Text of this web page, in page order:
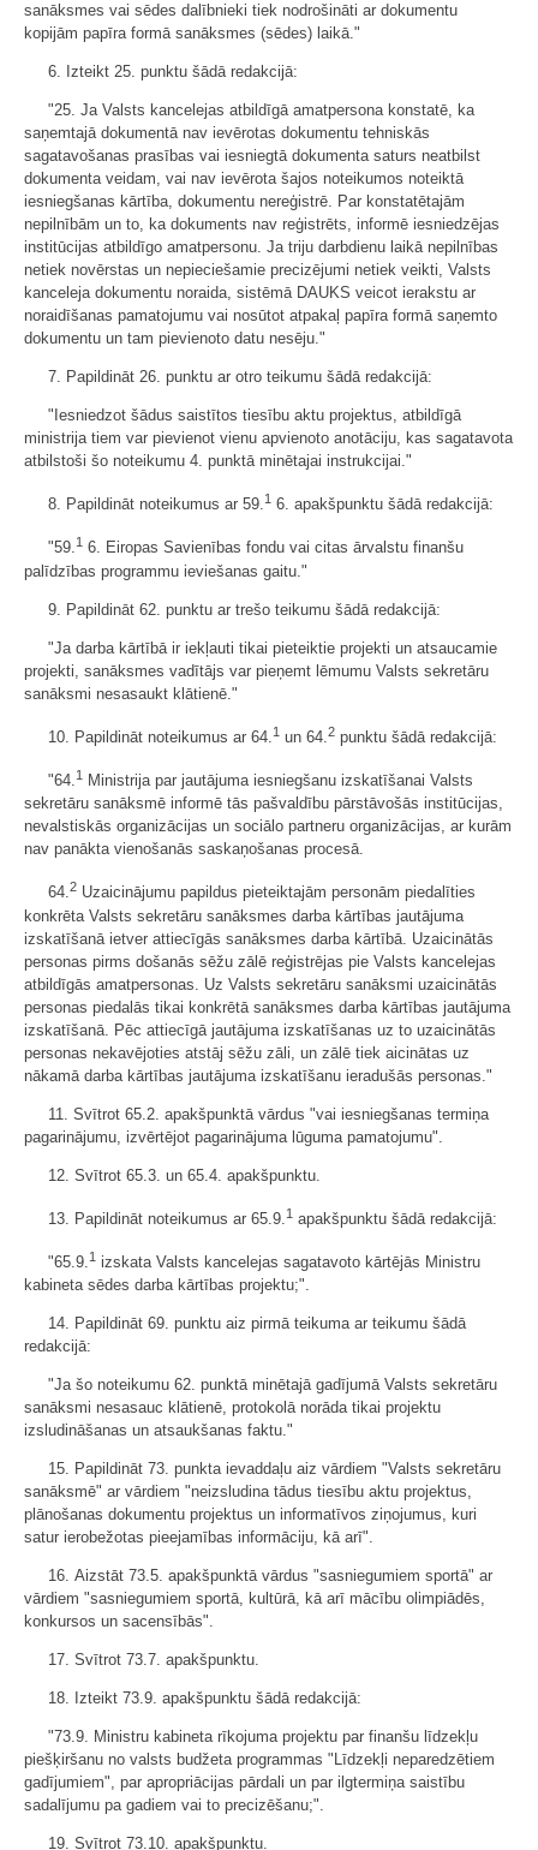
sanāksmes vai sēdes dalībnieki tiek nodrošināti ar dokumentu
kopijām papīra formā sanāksmes (sēdes) laikā."
6. Izteikt 25. punktu šādā redakcijā:
"25. Ja Valsts kancelejas atbildīgā amatpersona konstatē, ka
saņemtajā dokumentā nav ievērotas dokumentu tehniskās
sagatavošanas prasības vai iesniegtā dokumenta saturs neatbilst
dokumenta veidam, vai nav ievērota šajos noteikumos noteiktā
iesniegšanas kārtība, dokumentu nereģistrē. Par konstatētajām
nepilnībām un to, ka dokuments nav reģistrēts, informē iesniedzējas
institūcijas atbildīgo amatpersonu. Ja triju darbdienu laikā nepilnības
netiek novērstas un nepieciešamie precizējumi netiek veikti, Valsts
kanceleja dokumentu noraida, sistēmā DAUKS veicot ierakstu ar
noraidīšanas pamatojumu vai nosūtot atpakaļ papīra formā saņemto
dokumentu un tam pievienoto datu nesēju."
7. Papildināt 26. punktu ar otro teikumu šādā redakcijā:
"Iesniedzot šādus saistītos tiesību aktu projektus, atbildīgā
ministrija tiem var pievienot vienu apvienoto anotāciju, kas sagatavota
atbilstoši šo noteikumu 4. punktā minētajai instrukcijai."
8. Papildināt noteikumus ar 59.1 6. apakšpunktu šādā redakcijā:
"59.1 6. Eiropas Savienības fondu vai citas ārvalstu finanšu
palīdzības programmu ieviešanas gaitu."
9. Papildināt 62. punktu ar trešo teikumu šādā redakcijā:
"Ja darba kārtībā ir iekļauti tikai pieteiktie projekti un atsaucamie
projekti, sanāksmes vadītājs var pieņemt lēmumu Valsts sekretāru
sanāksmi nesasaukt klātienē."
10. Papildināt noteikumus ar 64. 1 un 64. 2 punktu šādā redakcijā:
"64.1
Ministrija par jautājuma iesniegšanu izskatīšanai Valsts
sekretāru sanāksmē informē tās pašvaldību pārstāvošās institūcijas,
nevalstiskās organizācijas un sociālo partneru organizācijas, ar kurām
nav panākta vienošanās saskaņošanas procesā.
64.2 Uzaicinājumu papildus pieteiktajām personām piedalīties
konkrēta Valsts sekretāru sanāksmes darba kārtības jautājuma
izskatīšanā ietver attiecīgās sanāksmes darba kārtībā. Uzaicinātās
personas pirms došanās sēžu zālē reģistrējas pie Valsts kancelejas
atbildīgās amatpersonas. Uz Valsts sekretāru sanāksmi uzaicinātās
personas piedalās tikai konkrētā sanāksmes darba kārtības jautājuma
izskatīšanā. Pēc attiecīgā jautājuma izskatīšanas uz to uzaicinātās
personas nekavējoties atstāj sēžu zāli, un zālē tiek aicinātas uz
nākamā darba kārtības jautājuma izskatīšanu ieradušās personas."
11. Svītrot 65.2. apakšpunktā vārdus "vai iesniegšanas termiņa
pagarinājumu, izvērtējot pagarinājuma lūguma pamatojumu".
12. Svītrot 65.3. un 65.4. apakšpunktu.
13. Papildināt noteikumus ar 65.9. 1 apakšpunktu šādā redakcijā:
"65.9.1 izskata Valsts kancelejas sagatavoto kārtējās Ministru
kabineta sēdes darba kārtības projektu;".
14. Papildināt 69. punktu aiz pirmā teikuma ar teikumu šādā
redakcijā:
"Ja šo noteikumu 62. punktā minētajā gadījumā Valsts sekretāru
sanāksmi nesasauc klātienē, protokolā norāda tikai projektu
izsludināšanas un atsaukšanas faktu."
15. Papildināt 73. punkta ievaddaļu aiz vārdiem "Valsts sekretāru
sanāksmē" ar vārdiem "neizsludina tādus tiesību aktu projektus,
plānošanas dokumentu projektus un informatīvos ziņojumus, kuri
satur ierobežotas pieejamības informāciju, kā arī".
16. Aizstāt 73.5. apakšpunktā vārdus "sasniegumiem sportā" ar
vārdiem "sasniegumiem sportā, kultūrā, kā arī mācību olimpiādēs,
konkursos un sacensībās".
17. Svītrot 73.7. apakšpunktu.
18. Izteikt 73.9. apakšpunktu šādā redakcijā:
"73.9. Ministru kabineta rīkojuma projektu par finanšu līdzekļu
piešķiršanu no valsts budžeta programmas "Līdzekļi neparedzētiem
gadījumiem", par apropriācijas pārdali un par ilgtermiņa saistību
sadalījumu pa gadiem vai to precizēšanu;".
19. Svītrot 73.10. apakšpunktu.